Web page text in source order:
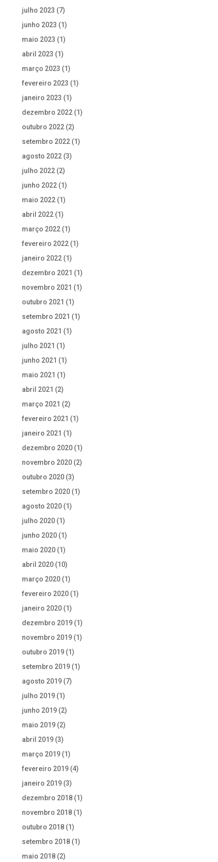
julho 2023 (7)
junho 2023 (1)
maio 2023 (1)
abril 2023 (1)
março 2023 (1)
fevereiro 2023 (1)
janeiro 2023 (1)
dezembro 2022(1)
outubro 2022(2)
setembro 2022(1)
agosto 2022(3)
julho 2022(2)
junho 2022(1)
maio 2022(1)
abril 2022(1)
março 2022(1)
fevereiro 2022(1)
janeiro 2022(1)
dezembro 2021 (1)
novembro 2021 (1)
outubro 2021 (1)
setembro 2021 (1)
agosto 2021 (1)
julho 2021 (1)
junho 2021 (1)
maio 2021 (1)
abril 2021 (2)
março 2021 (2)
fevereiro 2021 (1)
janeiro 2021 (1)
dezembro 2020(1)
novembro 2020(2)
outubro 2020(3)
setembro 2020(1)
agosto 2020(1)
julho 2020(1)
junho 2020(1)
maio 2020(1)
abril 2020(10)
março 2020(1)
fevereiro 2020(1)
janeiro 2020(1)
dezembro 2019(1)
novembro 2019(1)
outubro 2019(1)
setembro 2019(1)
agosto 2019(7)
julho 2019(1)
junho 2019(2)
maio 2019(2)
abril 2019(3)
março 2019(1)
fevereiro 2019(4)
janeiro 2019(3)
dezembro 2018(1)
novembro 2018(1)
outubro 2018(1)
setembro 2018(1)
maio 2018(2)